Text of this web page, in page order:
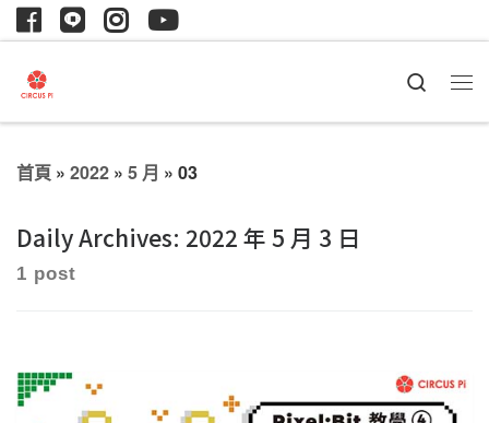
Search
首頁 » 2022 » 5 月 » 03
Daily Archives: 2022 年 5 月 3 日
1 post